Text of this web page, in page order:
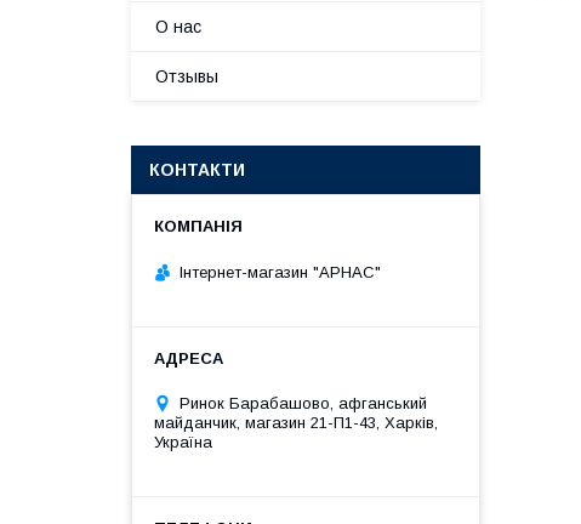
О нас
Отзывы
КОНТАКТИ
Інтернет-магазин "АРНАС"
Ринок Барабашово, афганський
майданчик, магазин 21-П1-43, Харків,
Україна